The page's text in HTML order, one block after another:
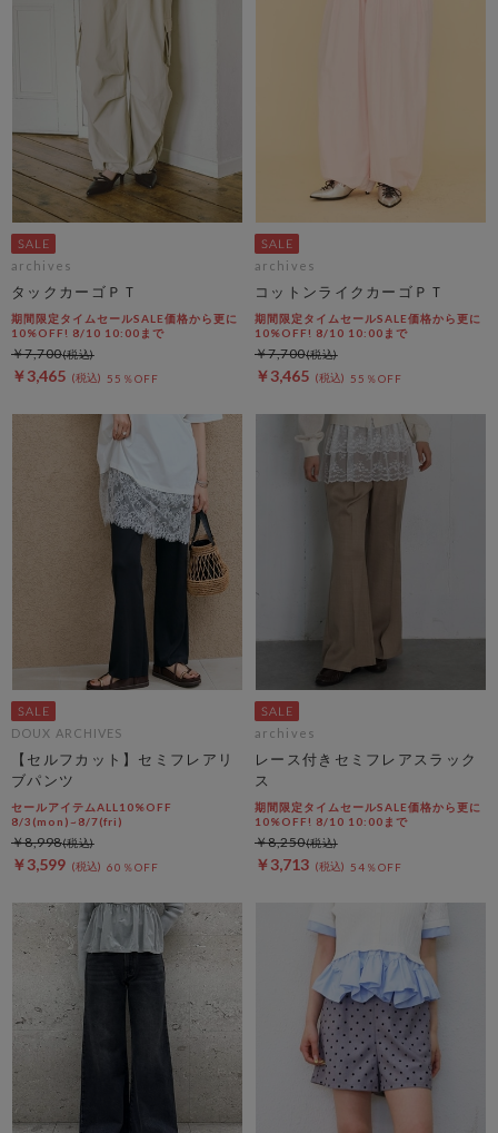
archives
タックカーゴＰＴ
期間限定タイムセールSALE価格から更に
10%OFF! 8/10 10:00まで
￥3,465 55％OFF
￥7,700
archives
コットンライクカーゴＰＴ
期間限定タイムセールSALE価格から更に
10%OFF! 8/10 10:00まで
￥3,465 55％OFF
￥7,700
DOUX ARCHIVES
【セルフカット】セミフレアリ
ブパンツ
セールアイテムALL10%OFF
8/3(mon)~8/7(fri)
￥3,599 60％OFF
￥8,998
archives
レース付きセミフレアスラック
ス
期間限定タイムセールSALE価格から更に
10%OFF! 8/10 10:00まで
￥3,713 54％OFF
￥8,250